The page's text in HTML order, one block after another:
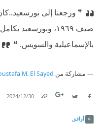
❞ ورجعنا إلى بورسعيد..
صيف ١٩٦٩، وبورسعيد
بالإسماعيلية والسويس. ❝
مشاركة من M. El Sayed
30‏/12‏/2024
أوافق